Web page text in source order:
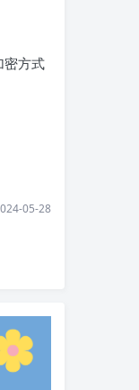
密方式
05-28